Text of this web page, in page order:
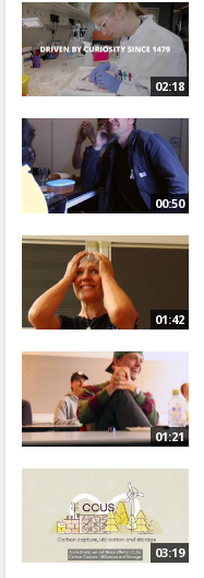
02:18
00:50
01:42
01:21
03:19